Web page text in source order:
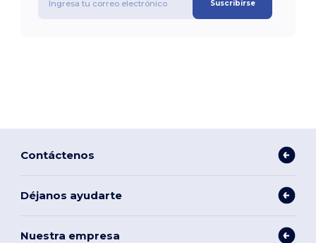
Suscribirse
Contáctenos
Déjanos ayudarte
Nuestra empresa